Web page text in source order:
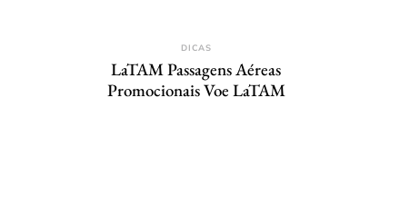
DICAS
LaTAM Passagens Aéreas
Promocionais Voe LaTAM